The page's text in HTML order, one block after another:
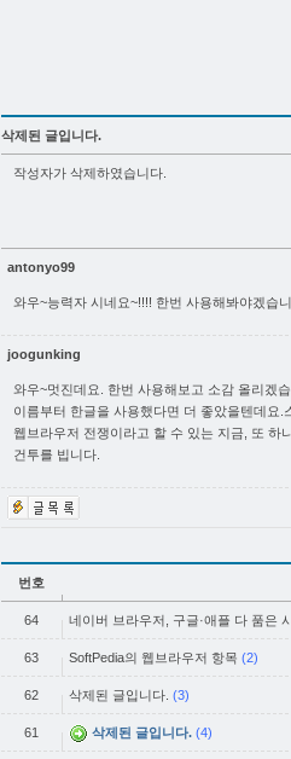
삭제된 글입니다.
작성자가 삭제하였습니다.
antonyo99
와우~능력자 시네요~!!!! 한번 사용해봐야겠습
joogunking
와우~멋진데요. 한번 사용해보고 소감 올리겠
이름부터 한글을 사용했다면 더 좋았을텐데요.
웹브라우저 전쟁이라고 할 수 있는 지금, 또 하
건투를 빕니다.
번호
64 네이버 브라우저, 구글·애플 다 품은
63 SoftPedia의 웹브라우저 항목 (2)
62 삭제된 글입니다. (3)
61 삭제된 글입니다. (4)